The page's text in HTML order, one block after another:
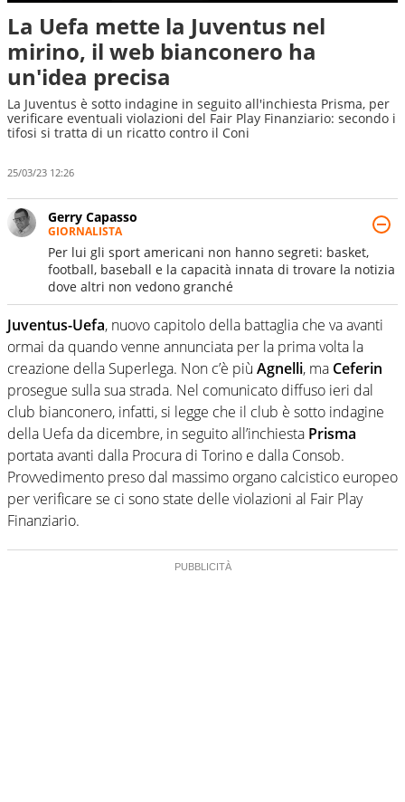
La Uefa mette la Juventus nel
mirino, il web bianconero ha
un'idea precisa
La Juventus è sotto indagine in seguito all'inchiesta Prisma, per
verificare eventuali violazioni del Fair Play Finanziario: secondo i
tifosi si tratta di un ricatto contro il Coni
25/03/23 12:26
Gerry Capasso
GIORNALISTA
Per lui gli sport americani non hanno segreti: basket,
football, baseball e la capacità innata di trovare la notizia
dove altri non vedono granché
Juventus-Uefa, nuovo capitolo della battaglia che va avanti
ormai da quando venne annunciata per la prima volta la
creazione della Superlega. Non c’è più Agnelli, ma Ceferin
prosegue sulla sua strada. Nel comunicato diffuso ieri dal
club bianconero, infatti, si legge che il club è sotto indagine
della Uefa da dicembre, in seguito all’inchiesta Prisma
portata avanti dalla Procura di Torino e dalla Consob.
Provvedimento preso dal massimo organo calcistico europeo
per verificare se ci sono state delle violazioni al Fair Play
Finanziario.